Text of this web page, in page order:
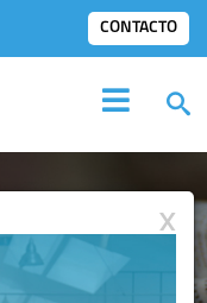
CONTACTO
X